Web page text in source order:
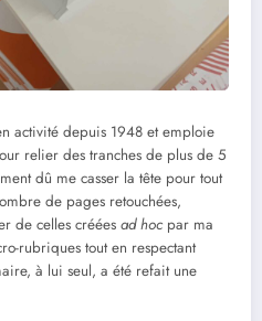
activité depuis 1948 et emploie
relier des tranches de plus de 5
dû me casser la tête pour tout
de pages retouchées,
de celles créées ad hoc par ma
rubriques tout en respectant
à lui seul, a été refait une